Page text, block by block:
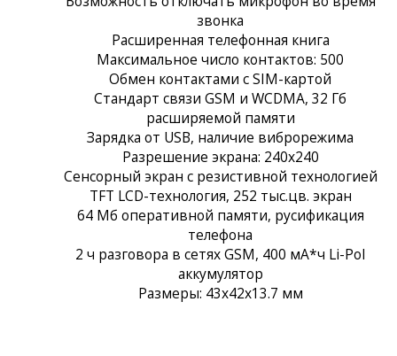
звонка
Расширенная телефонная книга
Максимальное число контактов: 500
Обмен контактами с SIM-картой
Стандарт связи GSM и WCDMA, 32 Гб
расширяемой памяти
Зарядка от USB, наличие виброрежима
Разрешение экрана: 240x240
Сенсорный экран c резистивной технологией
TFT LCD-технология, 252 тыс.цв. экран
64 Мб оперативной памяти, русификация
телефона
2 ч разговора в сетях GSM, 400 мА*ч Li-Pol
аккумулятор
Размеры: 43x42x13.7 мм